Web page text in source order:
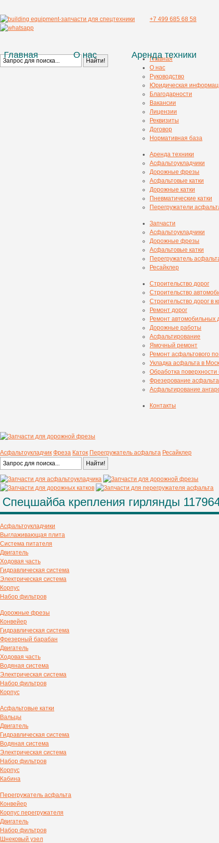
+7 499 685 68 58
Главная О нас Аренда техники
Главная
О нас
Руководство
Юридическая
Благодарности
Вакансии
Лицензии
Реквизиты
Договор
Нормативная база
Аренда техники
Асфальтоукладчики
Дорожные фрезы
Асфальтовые катки
Дорожные катки
Пневматические катки
Перегружатели
Запчасти
Асфальтоукладчики
Дорожные фрезы
Асфальтовые катки
Перегружатель
Ресайклер
Строительство дорог
Строительство
Строительство дорог в
Ремонт дорог
Ремонт автомобильных
Дорожные работы
Асфальтирование
Ямочный ремонт
Ремонт асфальтового
Укладка асфальта в
Обработка
Фрезерование асфальта
Асфальтирование
Контакты
Асфальтоукладчик Фреза Каток Перегружатель асфальта Ресайклер
Спецшайба крепления гирлянды
Асфальтоукладчики
Выглаживающая плита
Система питателя
Двигатель
Ходовая часть
Гидравлическая система
Электрическая система
Корпус
Набор фильтров
Дорожные фрезы
Конвейер
Гидравлическая система
Фрезерный барабан
Двигатель
Ходовая часть
Водяная система
Электрическая система
Набор фильтров
Корпус
Асфальтовые катки
Вальцы
Двигатель
Гидравлическая система
Водяная система
Электрическая система
Набор фильтров
Корпус
Кабина
Перегружатель асфальта
Конвейер
Корпус перегружателя
Двигатель
Набор фильтров
Шнековый узел